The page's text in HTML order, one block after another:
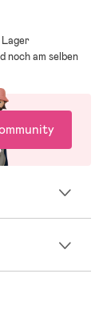
Lager
noch am selben